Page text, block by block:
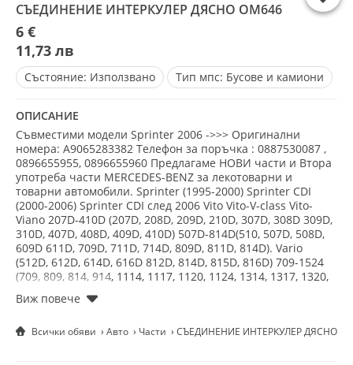
СЪЕДИНЕНИЕ ИНТЕРКУЛЕР ДЯСНО ОМ646
6 €
11,73 лв
Състояние: Използвано Тип мпс: Бусове и камиони
ОПИСАНИЕ
Съвместими модели Sprinter 2006 ->>> Оригинални
номера: A9065283382 Телефон за поръчка : 0887530087 ,
0896655955, 0896655960 Предлагаме НОВИ части и Втора
употреба части MERCEDES-BENZ за лекотоварни и
товарни автомобили. Sprinter (1995-2000) Sprinter CDI
(2000-2006) Sprinter CDI след 2006 Vito Vito-V-class Vito-
Viano 207D-410D (207D, 208D, 209D, 210D, 307D, 308D 309D,
310D, 407D, 408D, 409D, 410D) 507D-814D(510, 507D, 508D,
609D 611D, 709D, 711D, 714D, 809D, 811D, 814D). Vario
(512D, 612D, 614D, 616D 812D, 814D, 815D, 816D) 709-1524
(709, 809, 814, 914, 1114, 1117, 1120, 1124, 1314, 1317, 1320,
Всички обяви Авто Части СЪЕДИНЕНИЕ ИНТЕРКУЛЕР ДЯСНО